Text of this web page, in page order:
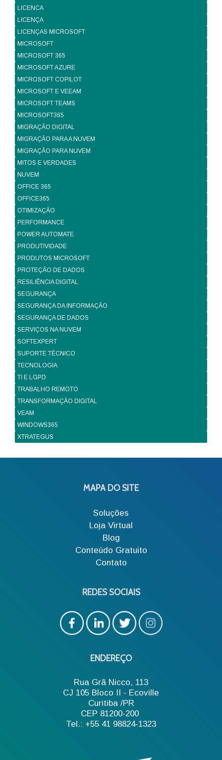
LICENCA
LICENÇA
LICENÇAS MICROSOFT
MICROSOFT
MICROSOFT 365
MICROSOFT AZURE
MICROSOFT COPILOT
MICROSOFT E VEEAM
MICROSOFT TEAMS
MICROSOFT365
MIGRAÇÃO DIGITAL
MIGRAÇÃO PARA A NUVEM
MIGRAÇÃO PARA NUVEM
MITOS E VERDADES
NUVEM
OFFICE 365
OFFICE365
OTIMIZAÇÃO
PERFORMANCE
POWER AUTOMATE
PRODUTIVIDADE
PRODUTOS MICROSOFT
PROTEÇÃO DE DADOS
RESILIÊNCIA DIGITAL
SEGURANÇA
SEGURANÇA DA INFORMAÇÃO
SEGURANÇA DE DADOS
SERVIÇOS NA NUVEM
SOFTEXPERT
SUPORTE TÉCNICO
TECNOLOGIA
TI E LGPD
TRABALHO REMOTO
TRANSFORMAÇÃO DIGITAL
VEAM
WINDOWS365
XTRATEGUS
MAPA DO SITE
Soluções
Loja Virtual
Blog
Conteúdo Gratuito
Contato
REDES SOCIAIS
ENDEREÇO
Rua Grã Nicco, 113
CJ 105 Bloco II - Ecoville
Curitiba /PR
CEP 81200-200
Tel.: +55 41 98824-1323